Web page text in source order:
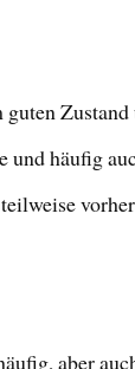
Zustand
und häufig
aber